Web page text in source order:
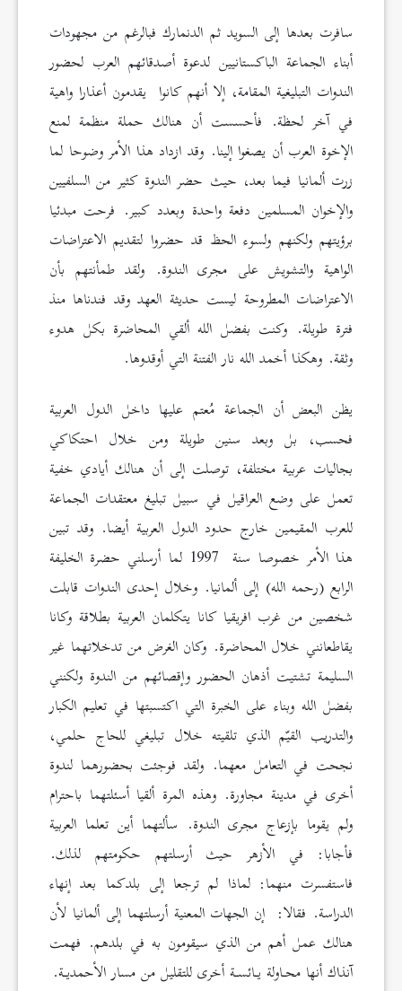
سافرت بعدها إلى السويد ثم الدنمارك فبالرغم من مجهودات
أبناء الجماعة الباكستانيين لدعوة أصدقائهم العرب لحضور
الندوات التبليغية المقامة، إلا أنهم كانوا يقدمون أعذارا واهية
في آخر لحظة. فأحسست أن هنالك حملة منظمة لمنع
الإخوة العرب أن يصغوا إلينا. وقد ازداد هذا الأمر وضوحا لما
زرت ألمانيا فيما بعد، حيث حضر الندوة كثير من السلفيين
والإخوان المسلمين دفعة واحدة وبعدد كبير. فرحت مبدئيا
برؤيتهم ولكنهم ولسوء الحظ قد حضروا لتقديم الاعتراضات
الواهية والتشويش على مجرى الندوة. ولقد طمأنتهم بأن
الاعتراضات المطروحة ليست حديثة العهد وقد فندناها منذ
فترة طويلة. وكنت بفضل الله ألقي المحاضرة بكل هدوء
وثقة. وهكذا أخمد الله نار الفتنة التي أوقدوها.
يظن البعض أن الجماعة مُعتم عليها داخل الدول العربية
فحسب، بل وبعد سنين طويلة ومن خلال احتكاكي
بجاليات عربية مختلفة، توصلت إلى أن هنالك أيادي خفية
تعمل على وضع العراقيل في سبيل تبليغ معتقدات الجماعة
للعرب المقيمين خارج حدود الدول العربية أيضا. وقد تبين
هذا الأمر خصوصا سنة 1997 لما أرسلني حضرة الخليفة
الرابع (رحمه الله) إلى ألمانيا. وخلال إحدى الندوات قابلت
شخصين من غرب افريقيا كانا يتكلمان العربية بطلاقة وكانا
يقاطعانني خلال المحاضرة. وكان الغرض من تدخلاتهما غير
السليمة تشتيت أذهان الحضور وإقصائهم من الندوة ولكنني
بفضل الله وبناء على الخبرة التي اكتسبتها في تعليم الكبار
والتدريب القيّم الذي تلقيته خلال تبليغي للحاج حلمي،
نجحت في التعامل معهما. ولقد فوجئت بحضورهما لندوة
أخرى في مدينة مجاورة. وهذه المرة ألقيا أسئلتهما باحترام
ولم يقوما بإزعاج مجرى الندوة. سألتهما أين تعلما العربية
فأجابا: في الأزهر حيث أرسلتهم حكومتهم لذلك.
فاستفسرت منهما: لماذا لم ترجعا إلى بلدكما بعد إنهاء
الدراسة. فقالا: إن الجهات المعنية أرسلتهما إلى ألمانيا لأن
هنالك عمل أهم من الذي سيقومون به في بلدهم. فهمت
آنذاك أنها محـاولة يـائسـة أخرى للتقليل من مسار الأحمديـة.